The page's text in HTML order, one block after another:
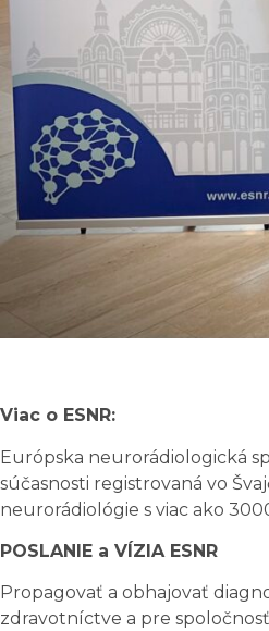
Viac o ESNR:
Európska neurorádiologická
súčasnosti registrovaná vo
neurorádiológie s viac ako
POSLANIE a VÍZIA ESNR
Propagovať a obhajovať
zdravotníctve a pre